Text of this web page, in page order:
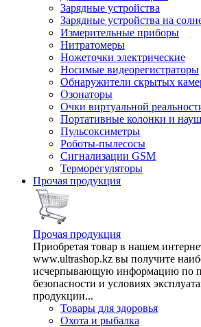
Зарядные устройства
Зарядные устройства на
Измерительные приборы
Нитратомеры
Ножеточки электрические
Носимые видеорегистраторы
Обнаружители скрытых
Озонаторы
Очки виртуальной
Портативные колонки и
Пульсоксиметры
Роботы-пылесосы
Сигнализации GSM
Терморегуляторы
Прочая продукция
Прочая продукция
Приобретая товар в нашем
www.ultrashop.kz вы получите
исчерпывающую информацию по
безопасности и условиях
продукции...
Товары для здоровья
Охота и рыбалка